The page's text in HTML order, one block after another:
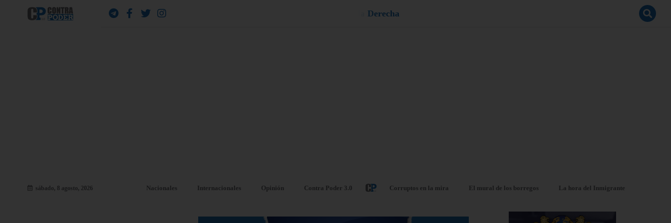
sábado, 8 agosto, 2026 Nacionales Internacionales Opinión Contra Poder 3.0 Corruptos en la mira El mural de los borregos La hora del Inmigrante